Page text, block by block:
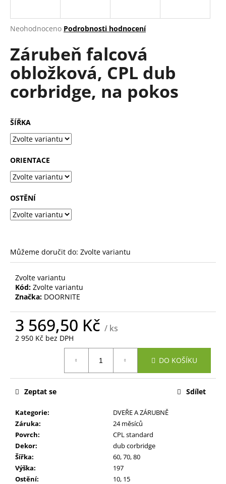
Průměrné
produktu
je
z
hvězdiček.
Neohodnoceno Podrobnosti hodnocení
Zárubeň falcová
obložková, CPL dub
corbridge, na pokos
ŠÍŘKA
ORIENTACE
OSTĚNÍ
Můžeme doručit do: Zvolte variantu
Zvolte variantu
Kód: Zvolte variantu
Značka: DOORNITE
3 569,50 Kč / ks
2 950 Kč bez DPH
DO KOŠÍKU
Kategorie:
DVEŘE A ZÁRUBNĚ
Záruka:
24 měsíců
Povrch:
CPL standard
Dekor:
dub corbridge
Šířka:
60, 70, 80
Výška:
197
Ostění:
10, 15
Zeptat se Sdílet
j
t
?
D
o
p
o
r
u
j
e
m
e